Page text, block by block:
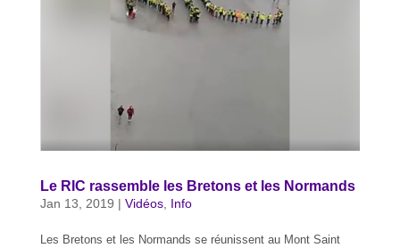
Le RIC rassemble les Bretons et les Normands
Jan 13, 2019 | Vidéos, Info
Les Bretons et les Normands se réunissent au Mont Saint